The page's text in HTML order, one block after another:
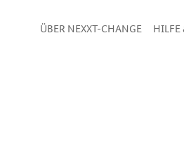
ÜBER NEXXT-CHANGE HILFE